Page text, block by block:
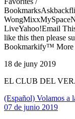
LiveYahoo!Email
like this then please
Bookmarkify™ More
18 de juny 2019
EL CLUB DEL
(Español) Volamos a
07 de junio 2019